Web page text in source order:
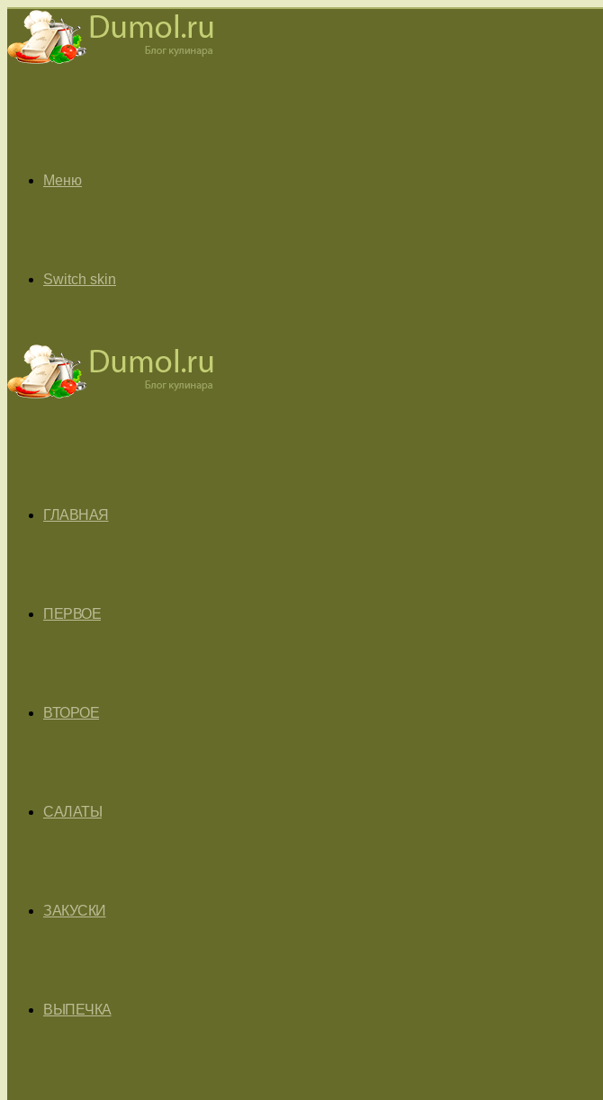
Меню
Switch skin
ГЛАВНАЯ
ПЕРВОЕ
ВТОРОЕ
САЛАТЫ
ЗАКУСКИ
ВЫПЕЧКА